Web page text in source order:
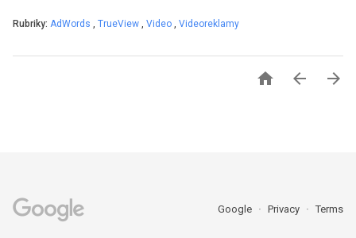
Rubriky: AdWords , TrueView , Video , Videoreklamy
  
Google Privacy Terms